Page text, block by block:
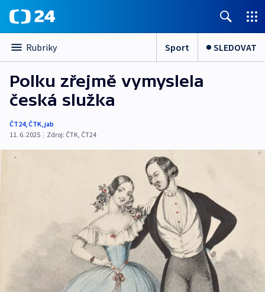
Rubriky Sport SLEDOVAT
Polku zřejmě vymyslela
česká služka
ČT24,ČTK,jab
11. 6. 2025 | Zdroj: ČTK, ČT24